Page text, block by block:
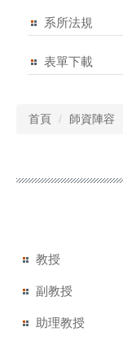
系所法規
表單下載
首頁 師資陣容
教授
副教授
助理教授